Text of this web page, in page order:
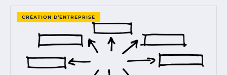
CRÉATION D’ENTREPRISE